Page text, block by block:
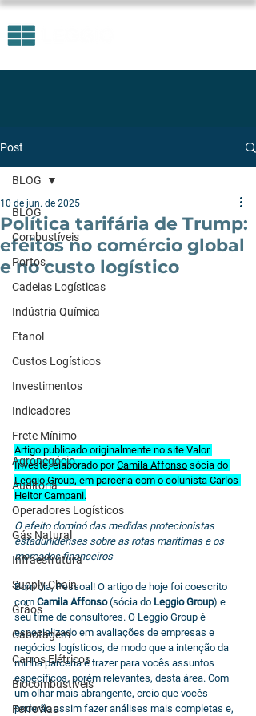
Post
BLOG
Combustíveis
Portos
Cadeias Logísticas
Indústria Química
Etanol
Custos Logísticos
Investimentos
Indicadores
Frete Mínimo
Agronegócio
Auditoria
Operadores Logísticos
Gás Natural
Infraestrutura
Supply Chain
Grãos
Cabotagem
Carros Elétricos
Biocombustíveis
Ferrovias
BLOG
Política tarifária de Trump:
efeitos no comércio global
e no custo logístico
10 de jun. de 2025
Artigo publicado originalmente no site Valor
Investe, elaborado por Camila Affonso sócia do
Leggio Group, em parceria com o colunista Carlos
Heitor Campani.
O efeito dominó das medidas protecionistas
estadunidenses sobre as rotas marítimas e os
mercados financeiros
Bom dia, Pessoal! O artigo de hoje foi coescrito
com Camila Affonso (sócia do Leggio Group) e
seu time de consultores. O Leggio Group é
especializado em avaliações de empresas e
negócios logísticos, de modo que a intenção da
minha parceria é trazer para vocês assuntos
específicos, porém relevantes, desta área. Com
um olhar mais abrangente, creio que vocês
poderão assim fazer análises mais completas e,